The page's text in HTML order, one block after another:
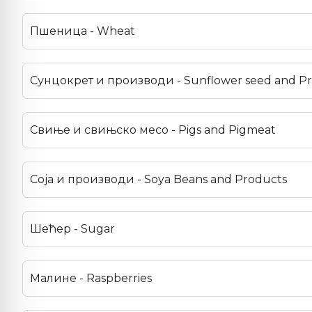
Пшеница - Wheat
Сунцокрет и производи - Sunflower seed and
Свиње и свињско месо - Pigs and Pigmeat
Соја и производи - Soya Beans and Products
Шећер - Sugar
Малине - Raspberries